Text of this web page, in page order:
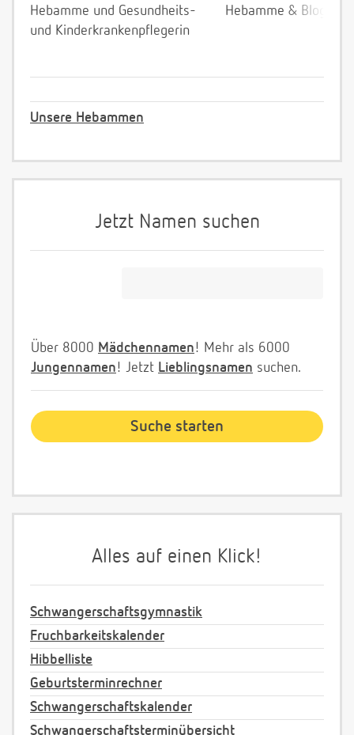
Hebamme und Gesundheits-
und Kinderkrankenpflegerin
Hebamme &
Unsere Hebammen
Jetzt Namen suchen
Über 8000 Mädchennamen! Mehr als 6000
Jungennamen! Jetzt Lieblingsnamen suchen.
Alles auf einen Klick!
Schwangerschaftsgymnastik
Fruchbarkeitskalender
Hibbelliste
Geburtsterminrechner
Schwangerschaftskalender
Schwangerschaftsterminübersicht